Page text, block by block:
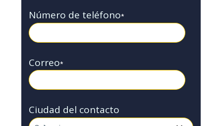
Número de teléfono*
Correo*
Ciudad del contacto